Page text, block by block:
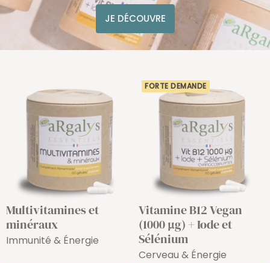
JE DÉCOUVRE
Multivitamines et
minéraux
Immunité & Énergie
FORTE DEMANDE
Vitamine B12 Vegan
(1000 µg) + Iode et
Sélénium
Cerveau & Énergie